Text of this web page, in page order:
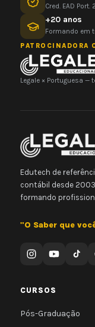
Cred. EAD
+20 anos
Formando em
PATROCINADORA
Legale × Portuguesa —
Edutech de
contábil desde
formando
"O Saber que
CURSOS
Pós-Graduação